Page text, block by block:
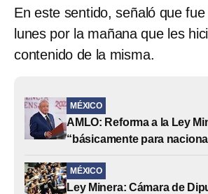
En este sentido, señaló que
lunes por la mañana que les
contenido de la misma.
MÉXICO
AMLO: Reforma a la Ley
“básicamente para
MÉXICO
Ley Minera: Cámara de